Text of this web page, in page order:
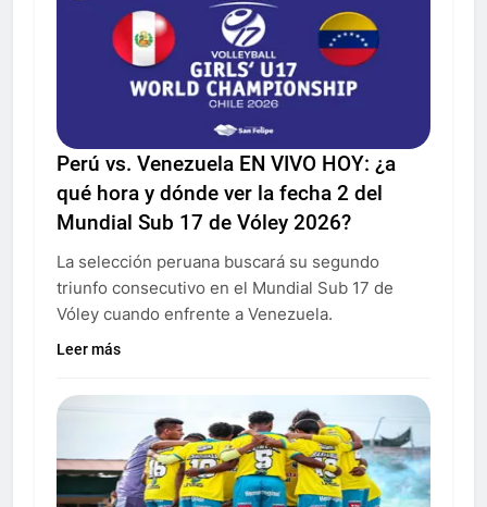
Perú vs. Venezuela EN VIVO HOY: ¿a
qué hora y dónde ver la fecha 2 del
Mundial Sub 17 de Vóley 2026?
La selección peruana buscará su segundo
triunfo consecutivo en el Mundial Sub 17 de
Vóley cuando enfrente a Venezuela.
Leer más